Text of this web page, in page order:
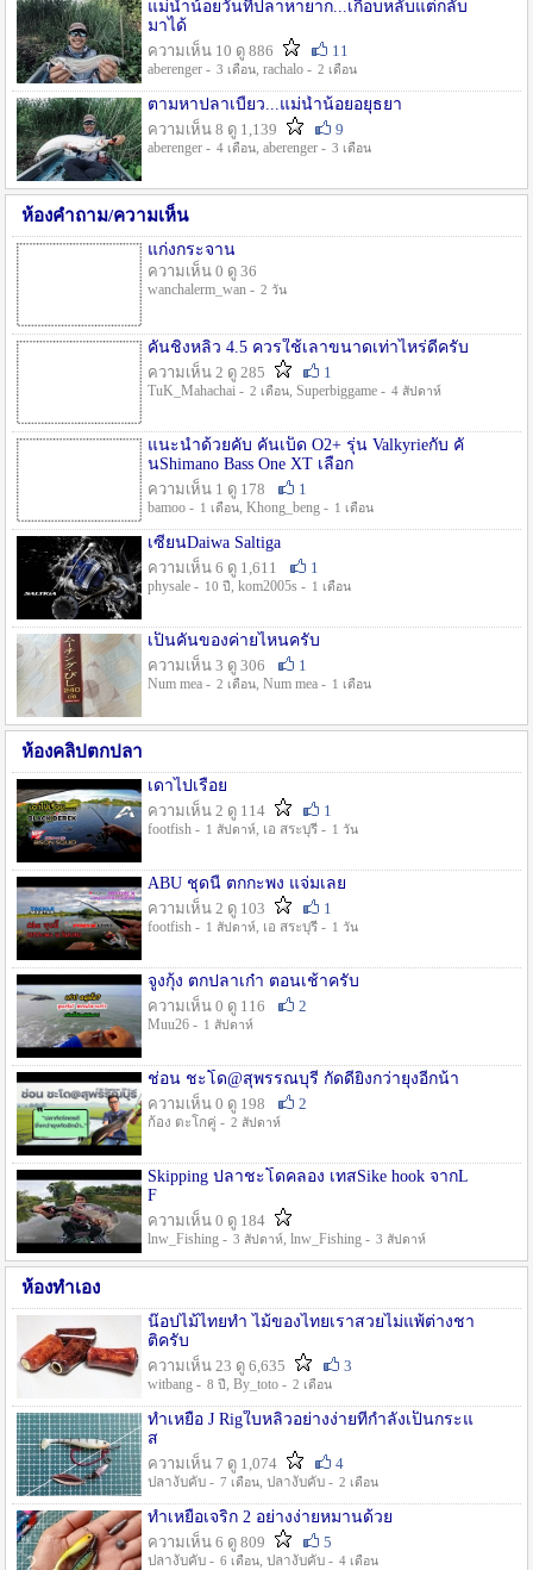
แม่น้ำน้อยวันที่ปลาหายาก...เกือบหลับแต่กลับ
มาได้
ความเห็น 10 ดู 886
11
aberenger - 3 เดือน, rachalo - 2 เดือน
ตามหาปลาเบี้ยว...แม่น้ำน้อยอยุธยา
ความเห็น 8 ดู 1,139
9
aberenger - 4 เดือน, aberenger - 3 เดือน
ห้องคำถาม/ความเห็น
แก่งกระจาน
ความเห็น 0 ดู 36
wanchalerm_wan - 2 วัน
คันชิงหลิว 4.5 ควรใช้เลาขนาดเท่าไหร่ดีครับ
ความเห็น 2 ดู 285
1
TuK_Mahachai - 2 เดือน, Superbiggame - 4 สัปดาห์
แนะนำด้วยคับ คันเบ็ด O2+ รุ่น Valkyrieกับ คั
นShimano Bass One XT เลือก
ความเห็น 1 ดู 178
1
bamoo - 1 เดือน, Khong_beng - 1 เดือน
เซียนDaiwa Saltiga
ความเห็น 6 ดู 1,611
1
physale - 10 ปี , kom2005s - 1 เดือน
เป็นคันของค่ายไหนครับ
ความเห็น 3 ดู 306
1
Num mea - 2 เดือน, Num mea - 1 เดือน
ห้องคลิปตกปลา
เดาไปเรื่อย
ความเห็น 2 ดู 114
1
footfish - 1 สัปดาห์, เอ สระบุรี - 1 วัน
ABU ชุดนี้ ตกกะพง แจ่มเลย
ความเห็น 2 ดู 103
1
footfish - 1 สัปดาห์, เอ สระบุรี - 1 วัน
จูงกุ้ง ตกปลาเก๋า ตอนเช้าครับ
ความเห็น 0 ดู 116
2
Muu26 - 1 สัปดาห์
ช่อน ชะโด@สุพรรณบุรี กัดดียิ่งกว่ายุงอีกน้า
ความเห็น 0 ดู 198
2
ก้อง ตะโกคู่ - 2 สัปดาห์
Skipping ปลาชะโดคลอง เทสSike hook จากL
F
ความเห็น 0 ดู 184
lnw_Fishing - 3 สัปดาห์, lnw_Fishing - 3 สัปดาห์
ห้องทำเอง
น๊อปไม้ไทยทำ ไม้ของไทยเราสวยไม่แพ้ต่างชา
ติครับ
ความเห็น 23 ดู 6,635
3
witbang - 8 ปี , By_toto - 2 เดือน
ทำเหยื่อ J Rigใบหลิวอย่างง่ายที่กำลังเป็นกระแ
ส
ความเห็น 7 ดู 1,074
4
ปลางับคับ - 7 เดือน, ปลางับคับ - 2 เดือน
ทำเหยื่อเจริก 2 อย่างง่ายหมานด้วย
ความเห็น 6 ดู 809
5
ปลางับคับ - 6 เดือน, ปลางับคับ - 4 เดือน